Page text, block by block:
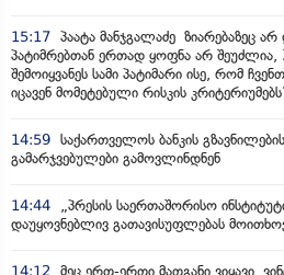
15:17 პაატა მანჯგალაძე ზიარებაზეც
პატიმრებთან ერთად ყოფნა არ შეუძლია,
შემოიყვანეს სამი პატიმარი ისე, რომ
იცავენ მომეტებული რისკის
14:59 საქართველოს ბანკის
გამარჯვებულები გამოვლინდნენ
14:44
„პრესის საერთაშორისო
დაუყოვნებლივ გათავისუფლებას
14:12 მეც ერთ-ერთი მათგანი ვიყავი,